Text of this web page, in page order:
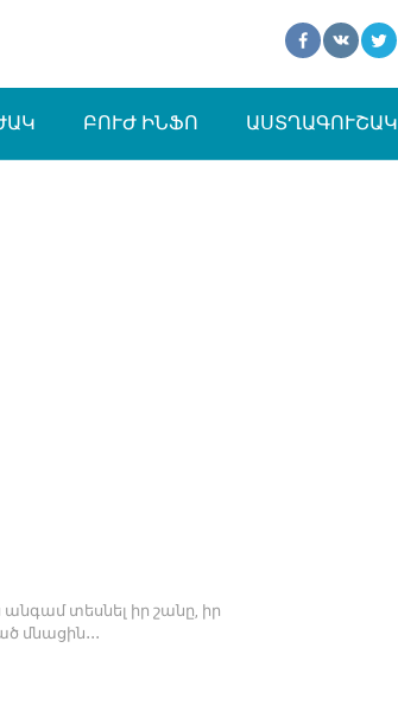
ԲՈՒԺ ԻՆՖՈ ԱՍՏՂԱԳՈՒՇԱԿ
տեսնել իր շանը, իր
մնացին․․․